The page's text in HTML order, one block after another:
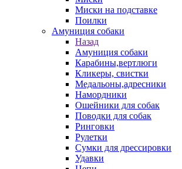
Миски на подставке
Поилки
Амуниция собаки
Назад
Амуниция собаки
Карабины,вертлюги
Кликеры, свистки
Медальоны,адресники
Намордники
Ошейники для собак
Поводки для собак
Ринговки
Рулетки
Сумки для дрессировки
Удавки